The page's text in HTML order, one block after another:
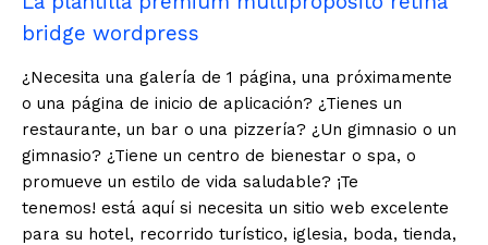
bridge wordpress
¿Necesita una galería de 1 página, una próximamente
o una página de inicio de aplicación? ¿Tienes un
restaurante, un bar o una pizzería? ¿Un gimnasio o un
gimnasio? ¿Tiene un centro de bienestar o spa, o
promueve un estilo de vida saludable? ¡Te
tenemos! está aquí si necesita un sitio web excelente
para su hotel, recorrido turístico, iglesia, boda, tienda,